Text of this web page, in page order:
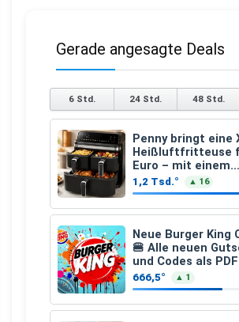
Gerade angesagte Deals
6 Std. 24 Std. 48 Std.
Penny bringt eine
Heißluftfritteuse
Euro – mit einem
besonderen Vorteil
1,2 Tsd.° ▲ 16
Neue Burger King
🍔 Alle neuen
und Codes als
25.07.2026 bis
666,5° ▲ 1